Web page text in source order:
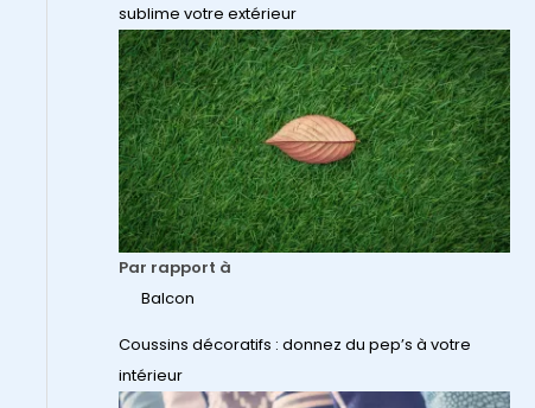
sublime votre extérieur
Par rapport à
Balcon
Coussins décoratifs : donnez du pep’s à votre
intérieur